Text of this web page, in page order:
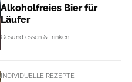
Alkoholfreies Bier für
Läufer
Gesund essen & trinken
INDIVIDUELLE REZEPTE